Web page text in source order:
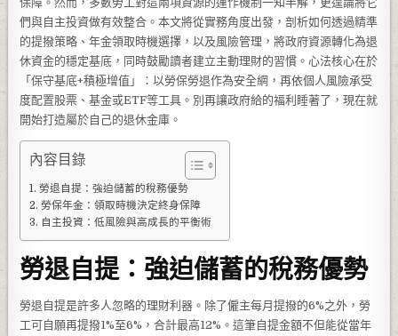
們與自主投資做有效整合。本文將從實務角度出發，剖析如何透過精準
的提撥策略、年金領取時機選擇，以及風險管理，將政府資源轉化為退
休資金的穩定基底，同時鼓勵讀者建立主動理財的習慣。心法核心在於
「保守基底+積極增值」：以勞保勞退作為安全網，再依個人風險承受
度配置股票、基金或ETF等工具。別再讓政府給的福利睡著了，現在就
開始打造屬於自己的退休金庫。
內容目錄
勞退自提：強迫儲蓄的稅務優勢
勞保年金：領取時機決定終身保障
自主投資：低風險與高成長的平衡術
勞退自提：強迫儲蓄的稅務優勢
勞退自提是許多人忽略的理財利器。除了僱主每月提撥的6%之外，勞
工可自願再提撥1%至6%，合計最高12%。這筆自提金額不但能從當年